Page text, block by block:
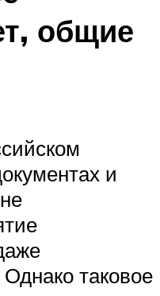
общие
и
таковое